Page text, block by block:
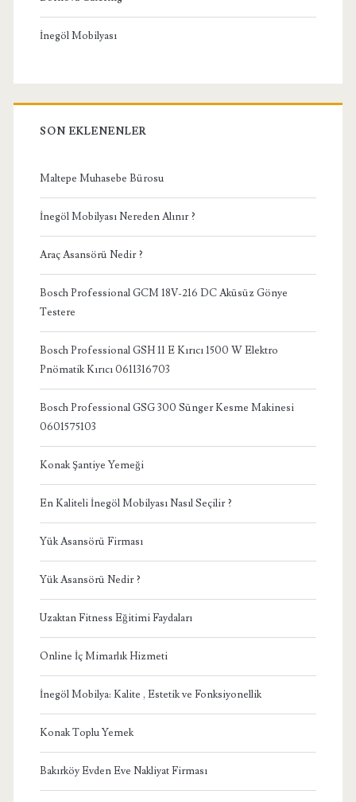
İnegöl Mobilyası
SON EKLENENLER
Maltepe Muhasebe Bürosu
İnegöl Mobilyası Nereden Alınır ?
Araç Asansörü Nedir ?
Bosch Professional GCM 18V-216 DC Aküsüz Gönye
Testere
Bosch Professional GSH 11 E Kırıcı 1500 W Elektro
Pnömatik Kırıcı 0611316703
Bosch Professional GSG 300 Sünger Kesme Makinesi
0601575103
Konak Şantiye Yemeği
En Kaliteli İnegöl Mobilyası Nasıl Seçilir ?
Yük Asansörü Firması
Yük Asansörü Nedir ?
Uzaktan Fitness Eğitimi Faydaları
Online İç Mimarlık Hizmeti
İnegöl Mobilya: Kalite , Estetik ve Fonksiyonellik
Konak Toplu Yemek
Bakırköy Evden Eve Nakliyat Firması